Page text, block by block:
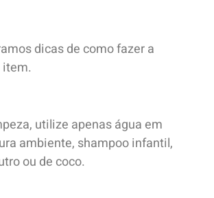
dicas de como fazer a
item.
utilize apenas água em
ambiente, shampoo infantil,
ou de coco.